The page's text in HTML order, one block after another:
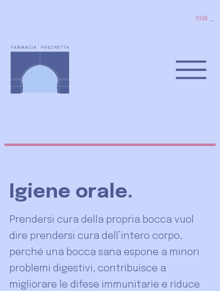
P.IVA 0212
Igiene orale.
Prendersi cura della propria bocca vuol
dire prendersi cura dell’intero corpo,
perché una bocca sana espone a minori
problemi digestivi, contribuisce a
migliorare le difese immunitarie e riduce